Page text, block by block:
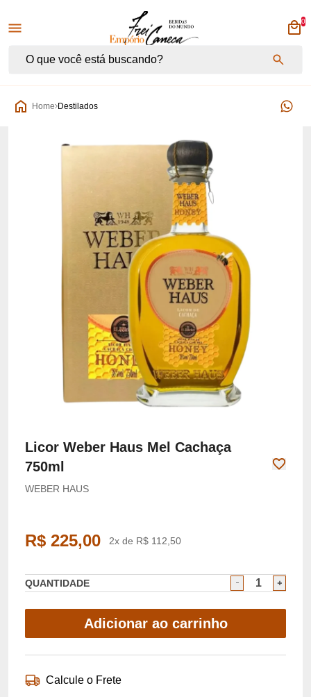
Empório Frei Caneca
0
Home Destilados
Licor Weber Haus Mel Cachaça
750ml
WEBER HAUS
R$ 225,00 2x de R$ 112,50
QUANTIDADE
Adicionar ao carrinho
Calcule o Frete